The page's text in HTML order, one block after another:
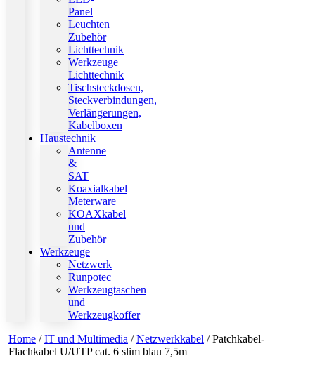
Panel
Leuchten
Zubehör
Lichttechnik
Werkzeuge
Lichttechnik
Tischsteckdosen,
Steckverbindungen,
Verlängerungen,
Kabelboxen
Haustechnik
Antenne
&
SAT
Koaxialkabel
Meterware
KOAXkabel
und
Zubehör
Werkzeuge
Netzwerk
Runpotec
Werkzeugtaschen
und
Werkzeugkoffer
Home /IT und Multimedia /Netzwerkkabel / Patchkabel-
Flachkabel U/UTP cat. 6 slim blau 7,5m